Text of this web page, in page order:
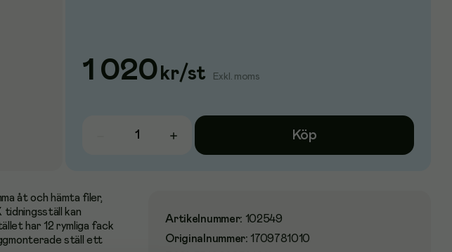
1 020 kr/st Exkl. moms
Köp
åt och hämta filer,
kan
har 12 rymliga fack
ställ ett
Artikelnummer: 102549
Originalnummer: 1709781010